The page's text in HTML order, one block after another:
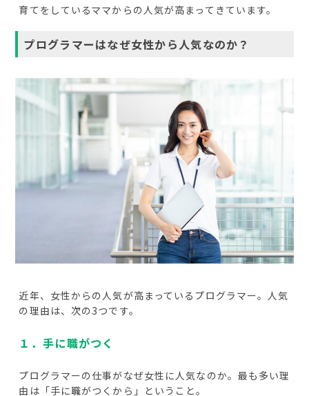
育てをしているママからの人気が高まってきています。
プログラマーはなぜ女性から人気なのか？
近年、女性からの人気が高まっているプログラマー。人気
の理由は、次の3つです。
１．手に職がつく
プログラマーの仕事がなぜ女性に人気なのか。最も多い理
由は「手に職がつくから」ということ。